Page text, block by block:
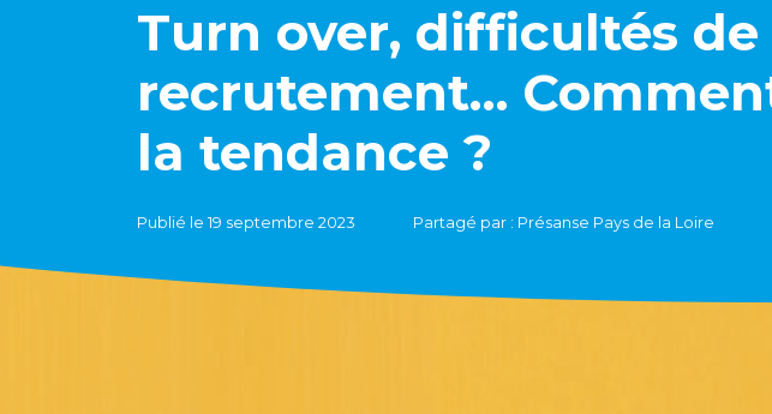
Turn over, difficultés de
recrutement…
la tendance ?
Publié le 19 septembre 2023 Partagé par : Présanse Pays de la Loire